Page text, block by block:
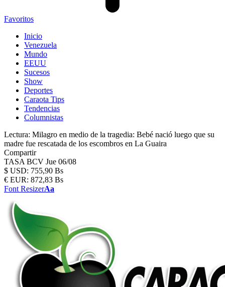
Favoritos
Inicio
Venezuela
Mundo
EEUU
Sucesos
Show
Deportes
Caraota Tips
Tendencias
Columnistas
Lectura: Milagro en medio de la tragedia: Bebé nació luego que su
madre fue rescatada de los escombros en La Guaira
Compartir
TASA BCV Jue 06/08
$ USD: 755,90 Bs
€ EUR: 872,83 Bs
Font ResizerAa